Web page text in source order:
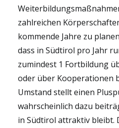
zahlreichen
kommende Jahre zu
dass in Südtirol pro Jahr
zumindest 1 Fortbildung
oder über Kooperationen
Umstand stellt einen
wahrscheinlich dazu
in Südtirol attraktiv bleibt.